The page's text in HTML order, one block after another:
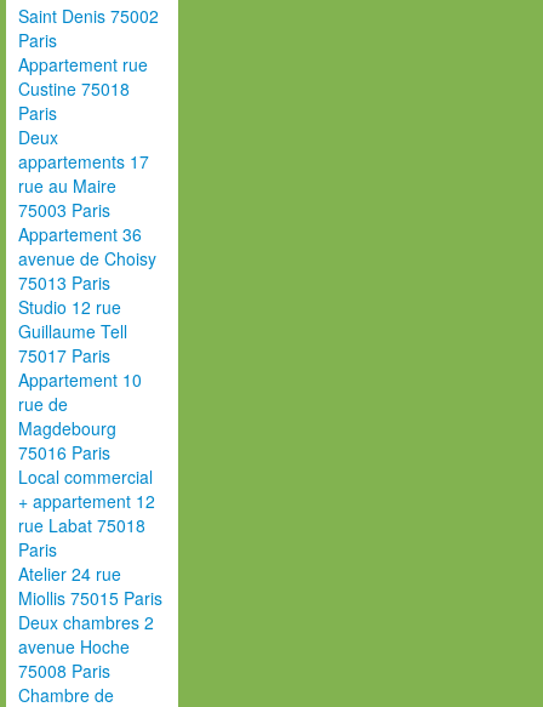
Saint Denis 75002
Paris
Appartement rue
Custine 75018
Paris
Deux
appartements 17
rue au Maire
75003 Paris
Appartement 36
avenue de Choisy
75013 Paris
Studio 12 rue
Guillaume Tell
75017 Paris
Appartement 10
rue de
Magdebourg
75016 Paris
Local commercial
+ appartement 12
rue Labat 75018
Paris
Atelier 24 rue
Miollis 75015 Paris
Deux chambres 2
avenue Hoche
75008 Paris
Chambre de